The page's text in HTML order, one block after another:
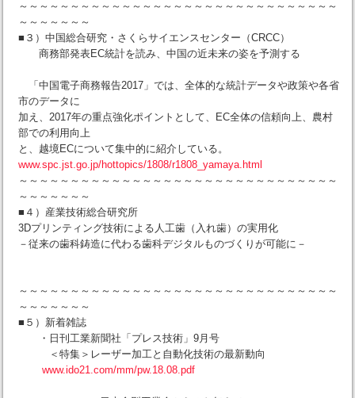
～～～～～～～～～～～～～～～～～～～～～～～～～～～～～～～
～～～～～～～
■３）中国総合研究・さくらサイエンスセンター（CRCC）
商務部発表EC統計を読み、中国の近未来の姿を予測する
「中国電子商務報告2017」では、全体的な統計データや政策や各省
市のデータに
加え、2017年の重点強化ポイントとして、EC全体の信頼向上、農村
部での利用向上
と、越境ECについて集中的に紹介している。
www.spc.jst.go.jp/hottopics/1808/r1808_yamaya.html
～～～～～～～～～～～～～～～～～～～～～～～～～～～～～～～
～～～～～～～
■４）産業技術総合研究所
3Dプリンティング技術による人工歯（入れ歯）の実用化
－従来の歯科鋳造に代わる歯科デジタルものづくりが可能に－
～～～～～～～～～～～～～～～～～～～～～～～～～～～～～～～
～～～～～～～
■５）新着雑誌
・日刊工業新聞社「プレス技術」9月号
＜特集＞レーザー加工と自動化技術の最新動向
www.ido21.com/mm/pw.18.08.pdf